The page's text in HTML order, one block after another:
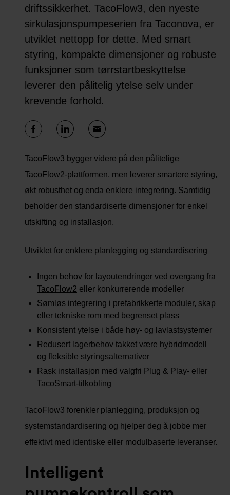
driftssikkerhet. TacoFlow3, den nyeste
sirkulasjonspumpeserien fra Taconova, er
utviklet nettopp for dette. Med smart
styring, kompakte dimensjoner og robuste
funksjoner som tørrstartbeskyttelse
leverer den pålitelig ytelse selv under
krevende forhold.
TacoFlow3 bygger videre på den pålitelige
TacoFlow2-plattformen, men leverer smartere styring,
økt robusthet og enda enklere integrering. Samtidig
beholder den standardiserte dimensjoner for enkel
utskifting og installasjon.
Utviklet for enklere planlegging og standardisering
Ingen behov for layoutendringer ved overgang fra
TacoFlow2 eller konkurrerende modeller
Sømløs integrering i prefabrikkerte moduler, skap
eller tekniske rom med begrenset plass
Konsistent ytelse i både høy- og lavlastsystemer
Redusert lagerbehov takket være hybridmodell
og fleksible styringsalternativer
Rask installasjon med valgfri Plug & Play- eller
TacoSmart-tilkobling
TacoFlow3 forenkler planlegging, produksjon og
systemstandardisering og hjelper deg å jobbe mer
effektivt med identiske eller modulbaserte leveranser.
Intelligent